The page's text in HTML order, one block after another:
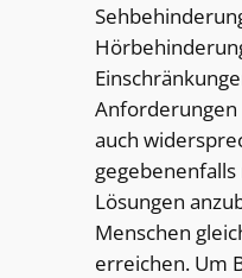
Anforderungen
auch
Lösungen
Menschen
erreichen. Um